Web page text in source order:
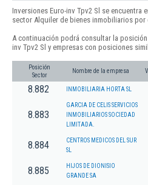
Inversiones Euro-inv Tpv2 Sl se encuentra
sector Alquiler de bienes inmobiliarios por
A continuación podrá consultar la
inv Tpv2 Sl y empresas con posiciones
Posición
Sector
Nombre de la empresa
8.882 INMOBILIARIA HORTA SL
8.883
GARCIA DE CELIS SERVICIOS
INMOBILIARIOS SOCIEDAD
LIMITADA.
8.884
CENTROS MEDICOS DEL SUR
SL
8.885
HIJOS DE DIONISIO
GRANDE SA